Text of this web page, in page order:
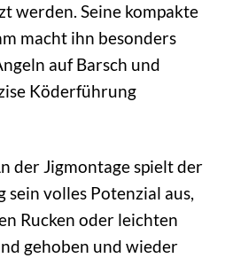
werden. Seine kompakte
macht ihn besonders
auf Barsch und
Köderführung
der Jigmontage spielt der
sein volles Potenzial aus,
Rucken oder leichten
gehoben und wieder